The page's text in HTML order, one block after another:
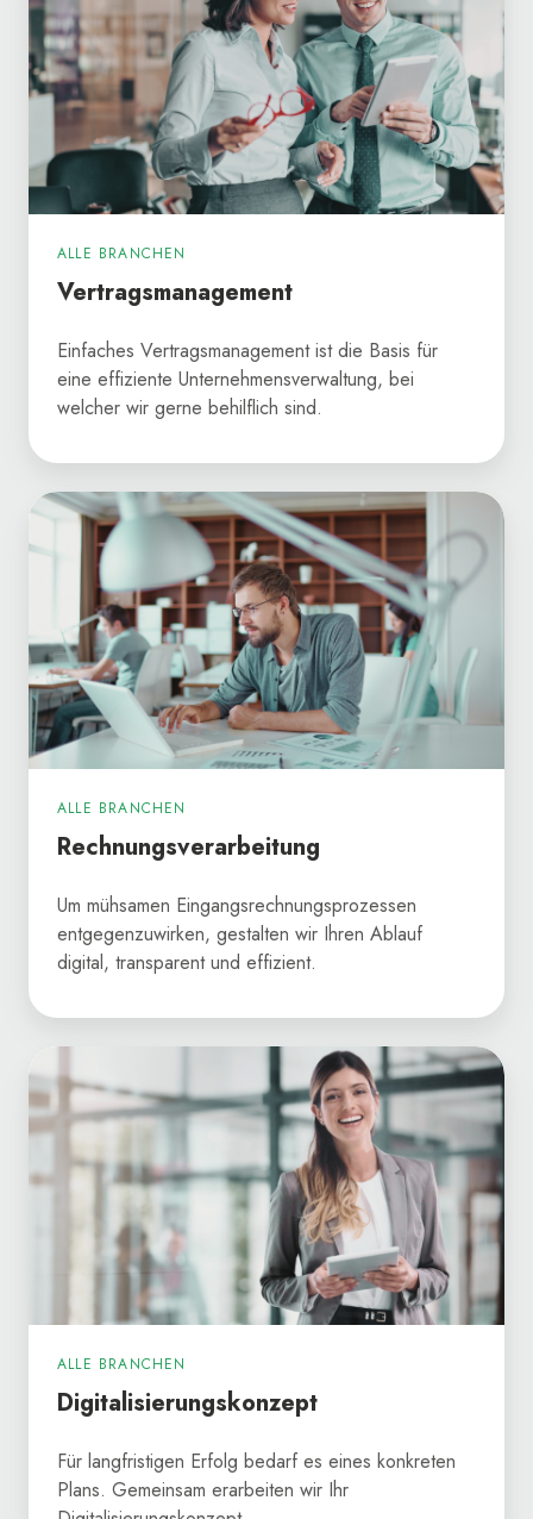
ALLE BRANCHEN
Vertragsmanagement
Einfaches Vertragsmanagement ist die Basis für
eine effiziente Unternehmensverwaltung, bei
welcher wir gerne behilflich sind.
Rechnungsverarbeitung
ALLE BRANCHEN
Rechnungsverarbeitung
Um mühsamen Eingangsrechnungsprozessen
entgegenzuwirken, gestalten wir Ihren Ablauf
digital, transparent und effizient.
ALLE BRANCHEN
Digitalisierungskonzept
Für langfristigen Erfolg bedarf es eines konkreten
Plans. Gemeinsam erarbeiten wir Ihr